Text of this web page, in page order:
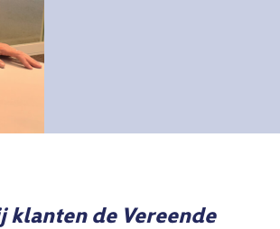
de Vereende